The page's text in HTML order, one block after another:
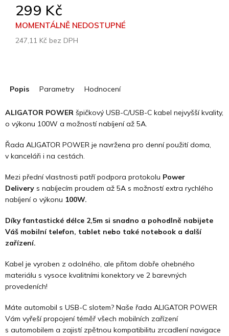
299 Kč
MOMENTÁLNĚ NEDOSTUPNÉ
247,11 Kč bez DPH
Popis Parametry Hodnocení
ALIGATOR POWER špičkový USB-C/USB-C kabel nejvyšší kvality,
o výkonu 100W a možností nabíjení až 5A.
Řada ALIGATOR POWER je navržena pro denní použití doma,
v kanceláři i na cestách.
Mezi přední vlastnosti patří podpora protokolu Power
Delivery s nabíjecím proudem až 5A s možností extra rychlého
nabíjení o výkonu 100W.
Díky fantastické délce 2,5m si snadno a pohodlně nabijete
Váš mobilní telefon, tablet nebo také notebook a další
zařízení.
Kabel je vyroben z odolného, ale přitom dobře ohebného
materiálu s vysoce kvalitními konektory ve 2 barevných
provedeních!
Máte automobil s USB-C slotem? Naše řada ALIGATOR POWER
Vám vyřeší propojení téměř všech mobilních zařízení
s automobilem a zajistí zpětnou kompatibilitu zrcadlení navigace